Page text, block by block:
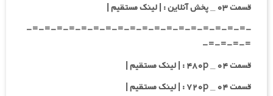
قسمت ۰۳ _ پخش آنلاین : | لینک مستقیم |
-=-=-=-=-=-=-=-=-=-=-=-=-=-=-=-=-=-=-
=-=-=-=-
قسمت ۰۴ _ ۴۸۰p : | لینک مستقیم |
قسمت ۰۴ _ ۷۲۰p : | لینک مستقیم |